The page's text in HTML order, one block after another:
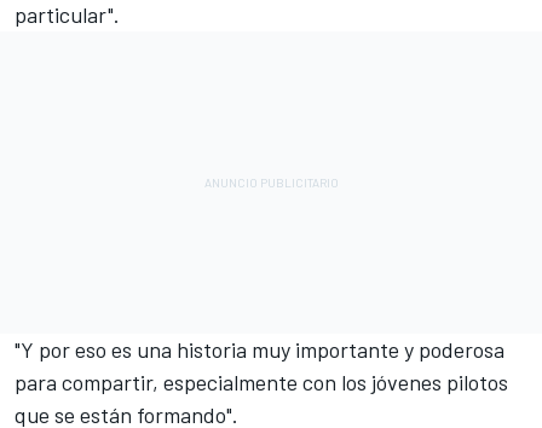
particular".
"Y por eso es una historia muy importante y poderosa
para compartir, especialmente con los jóvenes pilotos
que se están formando".